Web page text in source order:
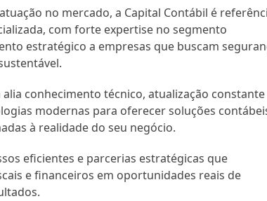
no mercado, a Capital Contábil é
com forte expertise no segmento
estratégico a empresas que buscam
conhecimento técnico, atualização constante
modernas para oferecer soluções
à realidade do seu negócio.
eficientes e parcerias estratégicas que
e financeiros em oportunidades reais de